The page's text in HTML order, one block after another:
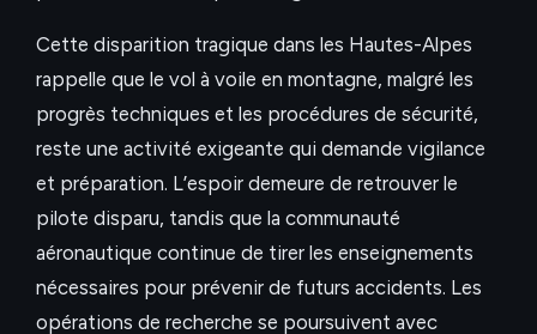
Cette disparition tragique dans les Hautes-Alpes
rappelle que le vol à voile en montagne, malgré les
progrès techniques et les procédures de sécurité,
reste une activité exigeante qui demande vigilance
et préparation. L’espoir demeure de retrouver le
pilote disparu, tandis que la communauté
aéronautique continue de tirer les enseignements
nécessaires pour prévenir de futurs accidents. Les
opérations de recherche se poursuivent avec